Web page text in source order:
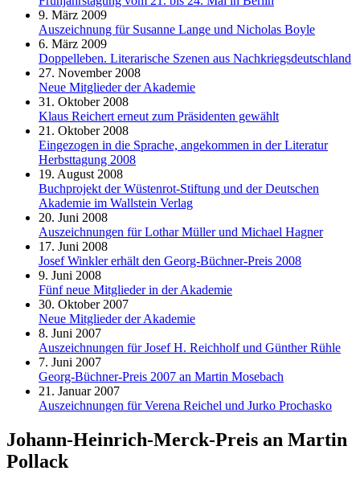
9. März 2009
Auszeichnung für Susanne Lange und Nicholas Boyle
6. März 2009
Doppelleben. Literarische Szenen aus Nachkriegsdeutschland
27. November 2008
Neue Mitglieder der Akademie
31. Oktober 2008
Klaus Reichert erneut zum Präsidenten gewählt
21. Oktober 2008
Eingezogen in die Sprache, angekommen in der Literatur
Herbsttagung 2008
19. August 2008
Buchprojekt der Wüstenrot-Stiftung und der Deutschen
Akademie im Wallstein Verlag
20. Juni 2008
Auszeichnungen für Lothar Müller und Michael Hagner
17. Juni 2008
Josef Winkler erhält den Georg-Büchner-Preis 2008
9. Juni 2008
Fünf neue Mitglieder in der Akademie
30. Oktober 2007
Neue Mitglieder der Akademie
8. Juni 2007
Auszeichnungen für Josef H. Reichholf und Günther Rühle
7. Juni 2007
Georg-Büchner-Preis 2007 an Martin Mosebach
21. Januar 2007
Auszeichnungen für Verena Reichel und Jurko Prochasko
Johann-Heinrich-Merck-Preis an Martin
Pollack